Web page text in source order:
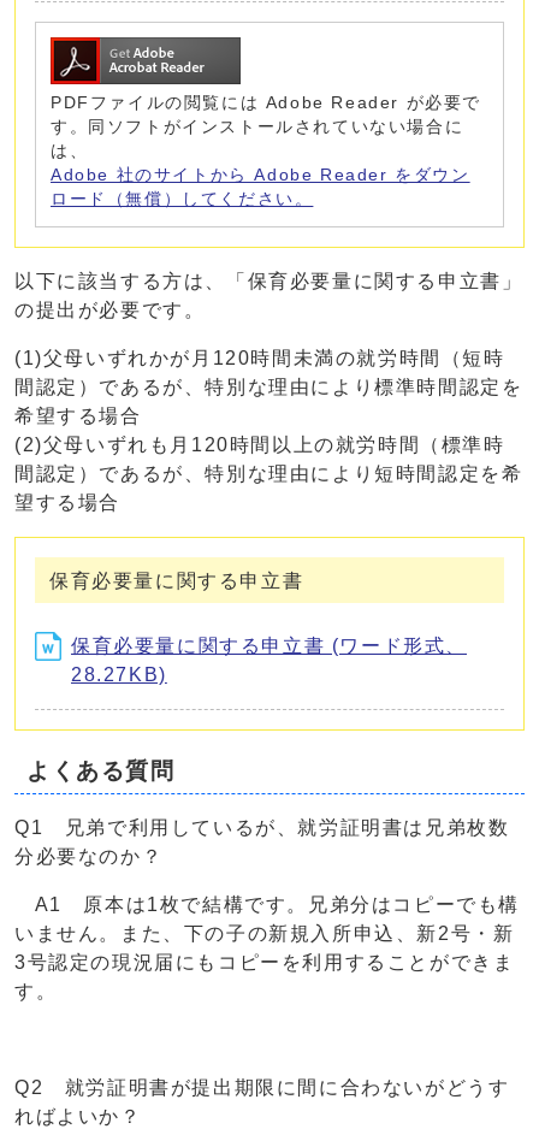
PDFファイルの閲覧には Adobe Reader が必要で
す。同ソフトがインストールされていない場合に
は、
Adobe 社のサイトから Adobe Reader をダウン
ロード（無償）してください。
以下に該当する方は、「保育必要量に関する申立書」
の提出が必要です。
(1)父母いずれかが月120時間未満の就労時間（短時
間認定）であるが、特別な理由により標準時間認定を
希望する場合
(2)父母いずれも月120時間以上の就労時間（標準時
間認定）であるが、特別な理由により短時間認定を希
望する場合
保育必要量に関する申立書
保育必要量に関する申立書 (ワード形式、
28.27KB)
よくある質問
Q1 兄弟で利用しているが、就労証明書は兄弟枚数
分必要なのか？
A1 原本は1枚で結構です。兄弟分はコピーでも構
いません。また、下の子の新規入所申込、新2号・新
3号認定の現況届にもコピーを利用することができま
す。
Q2 就労証明書が提出期限に間に合わないがどうす
ればよいか？